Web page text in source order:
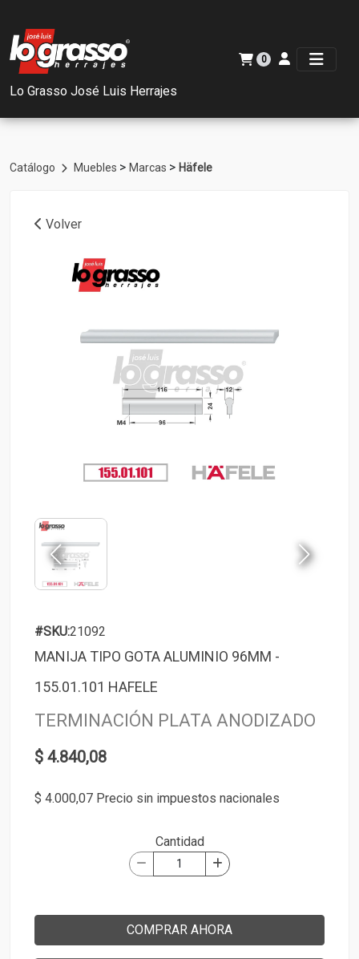
Lo Grasso José Luis Herrajes
0
Catálogo Muebles > Marcas > Häfele
Volver
#SKU:21092
MANIJA TIPO GOTA ALUMINIO 96MM -
155.01.101 HAFELE
TERMINACIÓN PLATA ANODIZADO
$ 4.840,08
$ 4.000,07 Precio sin impuestos nacionales
Cantidad
COMPRAR AHORA